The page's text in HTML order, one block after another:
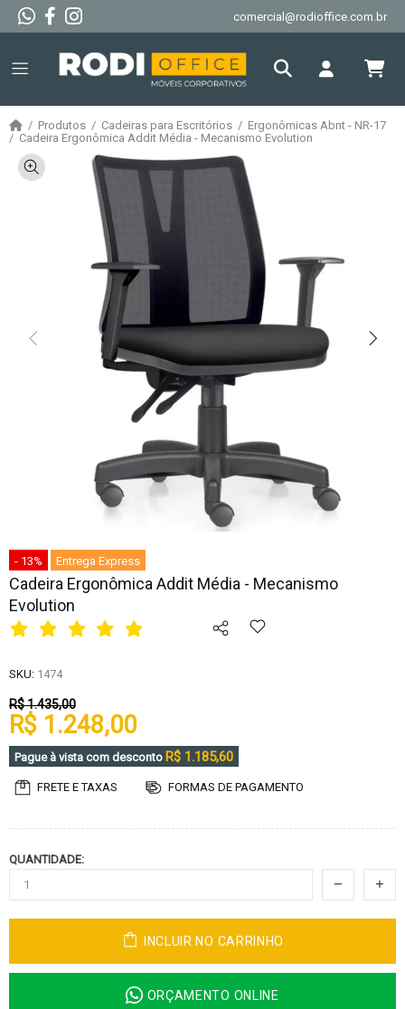
comercial@rodioffice.com.br
Produtos Cadeiras para Escritórios
Ergonômicas Abnt - NR-17
Cadeira Ergonômica Addit Média - Mecanismo Evolution
- 13% Entrega Express
Cadeira Ergonômica Addit Média - Mecanismo
Evolution
SKU: 1474
R$ 1.435,00
R$ 1.248,00
Pague à vista com desconto R$ 1.185,60
FRETE E TAXAS FORMAS DE PAGAMENTO
QUANTIDADE:
INCLUIR NO CARRINHO
ORÇAMENTO ONLINE